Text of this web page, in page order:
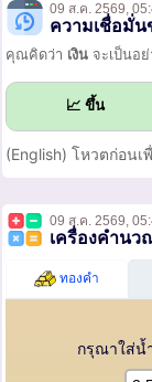
09 ส.ค. 2569,
ความเชื่อมั่น
คุณคิดว่า เงิน จะเป็นอ
📈 ขึ้น
(English) โหวตก่อนเ
09 ส.ค. 2569,
เครื่องคำนว
ทองคำ
กรุณาใส่น้